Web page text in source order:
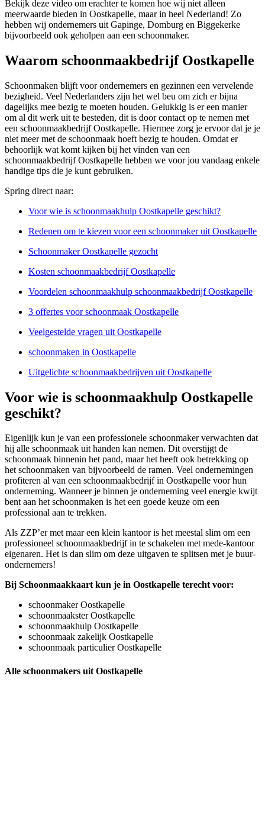
Bekijk deze video om erachter te komen hoe wij niet alleen
meerwaarde bieden in Oostkapelle, maar in heel Nederland! Zo
hebben wij ondernemers uit Gapinge, Domburg en Biggekerke
bijvoorbeeld ook geholpen aan een schoonmaker.
Waarom schoonmaakbedrijf Oostkapelle
Schoonmaken blijft voor ondernemers en gezinnen een vervelende
bezigheid. Veel Nederlanders zijn het wel beu om zich er bijna
dagelijks mee bezig te moeten houden. Gelukkig is er een manier
om al dit werk uit te besteden, dit is door contact op te nemen met
een schoonmaakbedrijf Oostkapelle. Hiermee zorg je ervoor dat je je
niet meer met de schoonmaak hoeft bezig te houden. Omdat er
behoorlijk wat komt kijken bij het vinden van een
schoonmaakbedrijf Oostkapelle hebben we voor jou vandaag enkele
handige tips die je kunt gebruiken.
Spring direct naar:
Voor wie is schoonmaakhulp Oostkapelle geschikt?
Redenen om te kiezen voor een schoonmaker uit Oostkapelle
Schoonmaker Oostkapelle gezocht
Kosten schoonmaakbedrijf Oostkapelle
Voordelen schoonmaakhulp schoonmaakbedrijf Oostkapelle
3 offertes voor schoonmaak Oostkapelle
Veelgestelde vragen uit Oostkapelle
schoonmaken in Oostkapelle
Uitgelichte schoonmaakbedrijven uit Oostkapelle
Voor wie is schoonmaakhulp Oostkapelle
geschikt?
Eigenlijk kun je van een professionele schoonmaker verwachten dat
hij alle schoonmaak uit handen kan nemen. Dit overstijgt de
schoonmaak binnenin het pand, maar het heeft ook betrekking op
het schoonmaken van bijvoorbeeld de ramen. Veel ondernemingen
profiteren al van een schoonmaakbedrijf in Oostkapelle voor hun
onderneming. Wanneer je binnen je onderneming veel energie kwijt
bent aan het schoonmaken is het een goede keuze om een
professional aan te trekken.
Als ZZP’er met maar een klein kantoor is het meestal slim om een
professioneel schoonmaakbedrijf in te schakelen met mede-kantoor
eigenaren. Het is dan slim om deze uitgaven te splitsen met je buur-
ondernemers!
Bij Schoonmaakkaart kun je in Oostkapelle terecht voor:
schoonmaker Oostkapelle
schoonmaakster Oostkapelle
schoonmaakhulp Oostkapelle
schoonmaak zakelijk Oostkapelle
schoonmaak particulier Oostkapelle
Alle schoonmakers uit Oostkapelle